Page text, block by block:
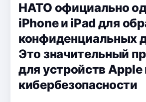
НАТО официально
iPhone и iPad для
конфиденциальных
Это значительный
для устройств Apple
кибербезопасности